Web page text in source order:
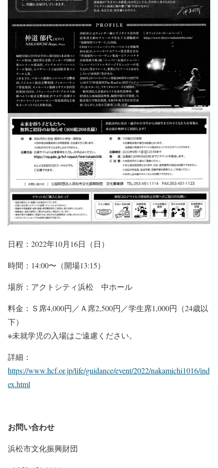
日程：2022年10月16日（日）
時間：14:00〜（開場13:15）
場所：アクトシティ浜松 中ホール
料金：Ｓ席4,000円／Ａ席2,500円／学生席1,000円（24歳以
下）
※未就学児の入場はご遠慮ください。
詳細：
https://www.hcf.or.jp/life/guidance/event/2022/nakamichi1016/ind
ex.html
お問い合わせ
浜松市文化振興財団